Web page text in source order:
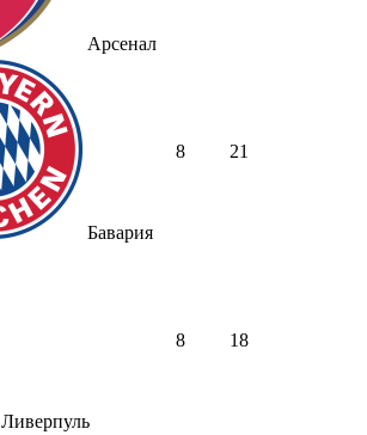
Арсенал
Бавария
8 21
Ливерпуль
8 18